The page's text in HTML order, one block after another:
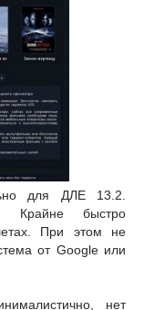
для ДЛЕ 13.2.
Крайне быстро
При этом не
от Google или
нет